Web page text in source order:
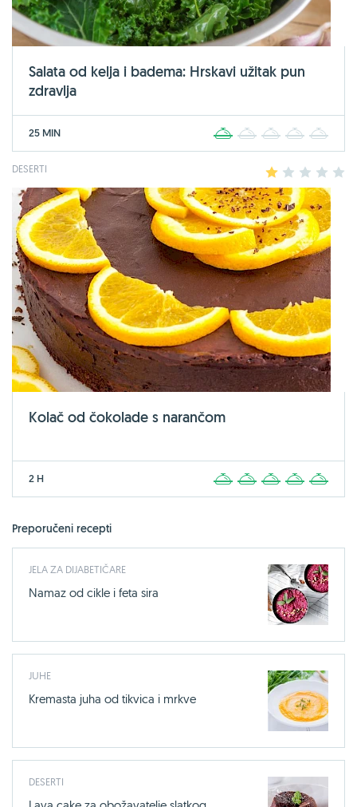
Salata od kelja i badema: Hrskavi užitak pun
zdravlja
25 MIN 2 3 4
DESERTI 2 3 4
Kolač od čokolade s narančom
2 H 2 3 4
Preporučeni recepti
JELA ZA DIJABETIČARE
Namaz od cikle i feta sira
JUHE
Kremasta juha od tikvica i mrkve
DESERTI